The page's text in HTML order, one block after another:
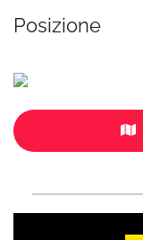
Posizione